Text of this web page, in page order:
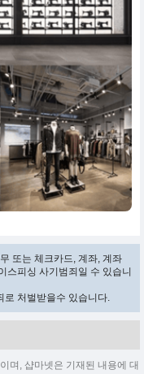
또는 체크카드, 계좌, 계좌
스피싱 사기범죄일 수 있습니
처벌받을수 있습니다.
며, 샵마넷은 기재된 내용에 대